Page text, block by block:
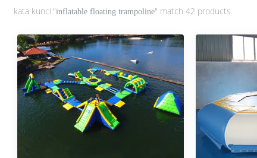
kata kunci:"inflatable floating trampoline" match 42 products